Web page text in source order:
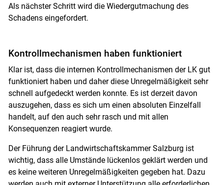
Als nächster Schritt wird die Wiedergutmachung des
Schadens eingefordert.
Kontrollmechanismen haben funktioniert
Klar ist, dass die internen Kontrollmechanismen der LK gut
funktioniert haben und daher diese Unregelmäßigkeit sehr
schnell aufgedeckt werden konnte. Es ist derzeit davon
auszugehen, dass es sich um einen absoluten Einzelfall
handelt, auf den auch sehr rasch und mit allen
Konsequenzen reagiert wurde.
Der Führung der Landwirtschaftskammer Salzburg ist
wichtig, dass alle Umstände lückenlos geklärt werden und
es keine weiteren Unregelmäßigkeiten gegeben hat. Dazu